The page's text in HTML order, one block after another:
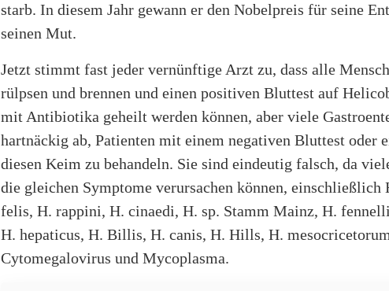
starb. In diesem Jahr gewann er den Nobelpreis für seine
seinen Mut.
Jetzt stimmt fast jeder vernünftige Arzt zu, dass alle
rülpsen und brennen und einen positiven Bluttest auf
mit Antibiotika geheilt werden können, aber viele
hartnäckig ab, Patienten mit einem negativen Bluttest oder
diesen Keim zu behandeln. Sie sind eindeutig falsch, da
die gleichen Symptome verursachen können, einschließlich
felis, H. rappini, H. cinaedi, H. sp. Stamm Mainz, H.
H. hepaticus, H. Billis, H. canis, H. Hills, H.
Cytomegalovirus und Mycoplasma.